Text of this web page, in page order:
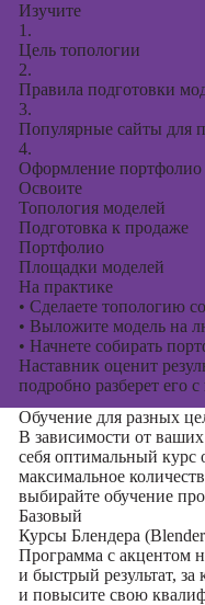
Изучите
1.
Цель топологии
2.
Правила подготовки
3.
Популярные сайты для
4.
Оформление портфолио
Освоите
Топология моделей
Подготовка к продаже
Портфолио
Площадки моделей
На практике
• Сделаете топологию
• Выложите модель на
• Начнете собирать
Наставник оценит
подробно разберет его
Обучение для разных
В зависимости от
себя оптимальный курс
максимальное
выбирайте обучение
Базовый
Курсы Блендера
Программа с акцентом
и быстрый результат,
и повысите свою